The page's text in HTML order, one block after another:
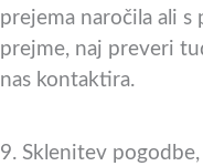
prejema naročila ali s
prejme, naj preveri
nas kontaktira.
9. Sklenitev